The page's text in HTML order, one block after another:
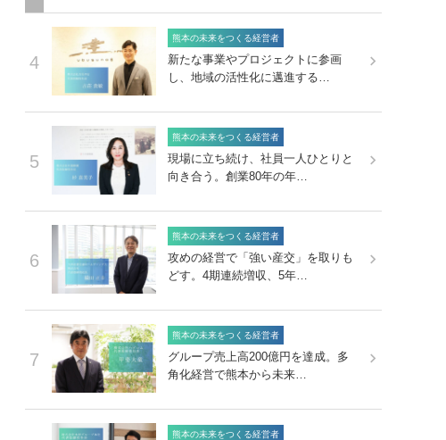
4
熊本の未来をつくる経営者
新たな事業やプロジェクトに参画
し、地域の活性化に邁進する…
5
熊本の未来をつくる経営者
現場に立ち続け、社員一人ひとりと
向き合う。創業80年の年…
6
熊本の未来をつくる経営者
攻めの経営で「強い産交」を取りも
どす。4期連続増収、5年…
7
熊本の未来をつくる経営者
グループ売上高200億円を達成。多
角化経営で熊本から未来…
熊本の未来をつくる経営者